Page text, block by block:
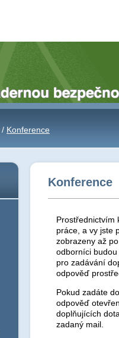
/ Konference
Konference
Prostřednictvím
práce, a vy jste
zobrazeny až
odborníci
pro zadávání
odpověď
Pokud zadáte
odpověď
doplňujících
zadaný mail.